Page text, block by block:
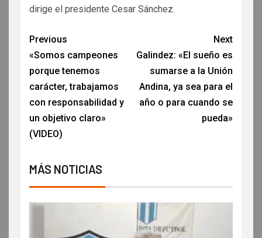
dirige el presidente Cesar Sánchez.
Previous
«Somos campeones
porque tenemos
carácter, trabajamos
con responsabilidad y
un objetivo claro»
(VIDEO)
Next
Galindez: «El sueño es
sumarse a la Unión
Andina, ya sea para el
año o para cuando se
pueda»
MÁS NOTICIAS